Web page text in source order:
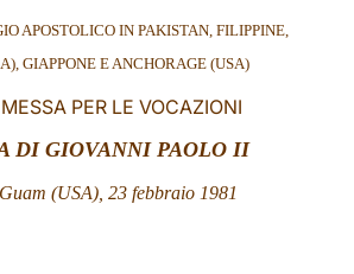
中文
LATINE
APOSTOLICO IN PAKISTAN, FILIPPINE,
GIAPPONE E ANCHORAGE (USA)
PER LE VOCAZIONI
DI GIOVANNI PAOLO II
(USA), 23 febbraio 1981